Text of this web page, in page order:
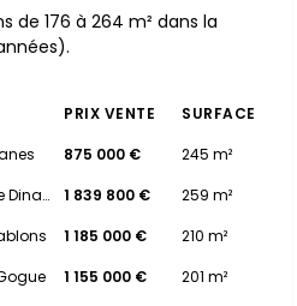
de 176 à 264 m² dans la
PRIX VENTE
SURFACE
875 000 €
245 m²
35 Rue Cecille Dinant 1 839 800 €
259 m²
1 185 000 €
210 m²
1 155 000 €
201 m²